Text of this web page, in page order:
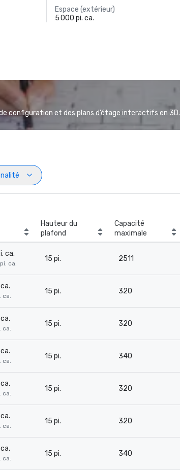
Espace (extérieur)
5 000 pi. ca.
configuration et des plans d’étage interactifs en 3D.
Hauteur du
plafond
Capacité
maximale
ca.
ca.
15 pi. 2511
ca.
15 pi. 320
ca.
15 pi. 320
ca.
15 pi. 340
ca.
15 pi. 320
ca.
15 pi. 320
ca.
15 pi. 340